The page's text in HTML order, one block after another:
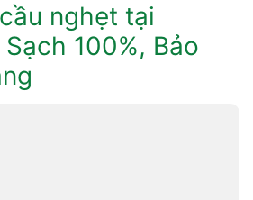
nghẹt tại
100%, Bảo